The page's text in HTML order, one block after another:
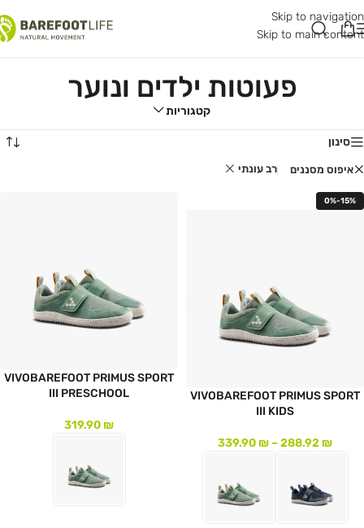
Skip to navigation
Skip to main content
פעוטות ילדים ונוער
קטגוריות
סינון
איפוס מסננים רב עונתי
0%-15%
VIVOBAREFOOT PRIMUS SPORT
III KIDS
288.92₪
–
339.90₪
VIVOBAREFOOT PRIMUS SPORT
III PRESCHOOL
319.90₪